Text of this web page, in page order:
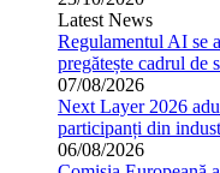
Latest News
Regulamentul AI se
pregătește cadrul de
07/08/2026
Next Layer 2026
participanți din
06/08/2026